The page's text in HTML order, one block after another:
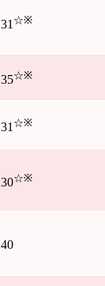
31 ☆※
35☆※
31 ☆※
30☆※
40